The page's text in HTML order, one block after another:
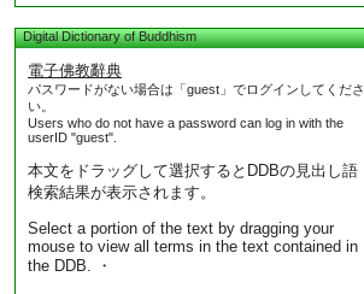
Digital Dictionary of Buddhism
電子佛教辭典
パスワードがない場合は「guest」でログインしてくださ
い。
Users who do not have a password can log in with the
userID "guest".
本文をドラッグして選択するとDDBの見出し語
検索結果が表示されます。
Select a portion of the text by dragging your
mouse to view all terms in the text contained in
the DDB. ・